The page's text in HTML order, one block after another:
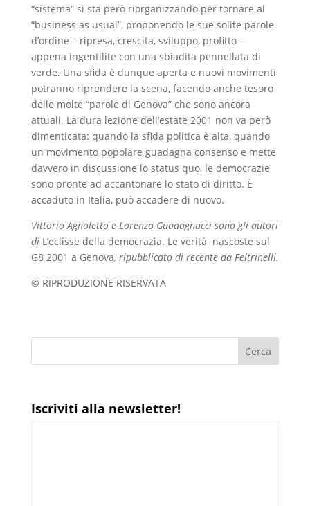
“sistema” si sta però riorganizzando per tornare al
“business as usual”, proponendo le sue solite parole
d’ordine – ripresa, crescita, sviluppo, profitto –
appena ingentilite con una sbiadita pennellata di
verde. Una sfida è dunque aperta e nuovi movimenti
potranno riprendere la scena, facendo anche tesoro
delle molte “parole di Genova” che sono ancora
attuali. La dura lezione dell’estate 2001 non va però
dimenticata: quando la sfida politica è alta, quando
un movimento popolare guadagna consenso e mette
davvero in discussione lo status quo, le democrazie
sono pronte ad accantonare lo stato di diritto. È
accaduto in Italia, può accadere di nuovo.
Vittorio Agnoletto e Lorenzo Guadagnucci sono gli autori
di L’eclisse della democrazia. Le verità nascoste sul
G8 2001 a Genova, ripubblicato di recente da Feltrinelli.
© RIPRODUZIONE RISERVATA
Iscriviti alla newsletter!